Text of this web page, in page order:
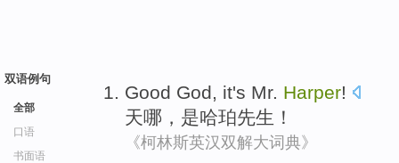
双语例句
全部
口语
书面语
Good God, it's Mr. Harper!
天哪， 是哈珀先生 ！
《柯林斯英汉双解大词典》